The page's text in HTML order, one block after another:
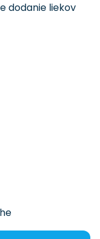
dodanie liekov